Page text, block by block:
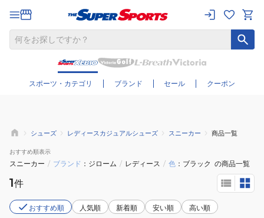
スポーツ・カテゴリ ブランド セール クーポン
さらに絞り込む
シューズ レディースカジュアルシューズ スニーカー 商品一覧
おすすめ順表示
スニーカー / ブランド ジローム / レディース / 色 ブラック の商品一覧
1件
おすすめ順 人気順 新着順 安い順 高い順